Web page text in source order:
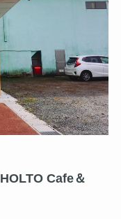
HOLTO Cafe＆